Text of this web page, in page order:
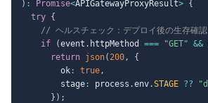
) : Promise<APIGatewayProxyResult> {
try {
// ヘルスチェック：デプロイ後の生存確認
if
(event . httpMethod === "GET" &&
return json( 200,
{
        ok
: true,
        stage
: process .env.STAGE ??
} ) ;